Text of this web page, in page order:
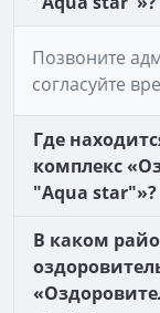
Позвоните
согласуйте
Где
комплекс
"Aqua star"»?
В каком